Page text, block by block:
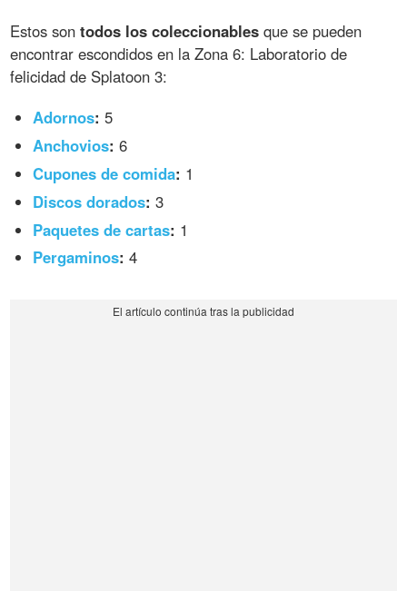
Estos sontodos los coleccionables que se pueden
encontrar escondidos en la Zona 6: Laboratorio de
felicidad de Splatoon 3:
Adornos: 5
Anchovios: 6
Cupones de comida: 1
Discos dorados: 3
Paquetes de cartas: 1
Pergaminos: 4